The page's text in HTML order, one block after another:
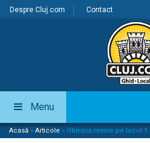
Despre Cluj.com Contact
Menu
Acasă » Articole » Olimpia revine pe locul 1